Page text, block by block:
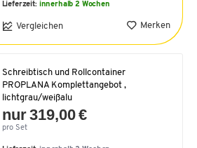
Lieferzeit: innerhalb 2 Wochen
Vergleichen Merken
Schreibtisch und Rollcontainer
PROPLANA Komplettangebot ,
lichtgrau/weißalu
nur 319,00 €
pro Set